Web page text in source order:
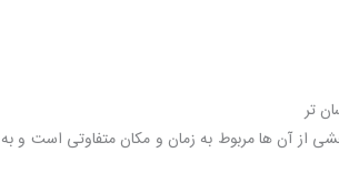
تر
از آن ها مربوط به زمان و مکان متفاوتی است و به